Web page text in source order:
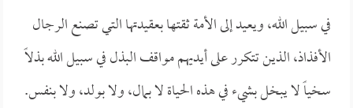
في سبيل الله، ويعيد إلى الأمة ثقتها بعقيدتها التي تصنع الرجال
الأفذاذ، الذين تتكرر على أيديهم مواقف البذل في سبيل الله بذلاً
سخياً لا يبخل بشيء في هذه الحياة لا بمال، ولا بولد، ولا بنفس.